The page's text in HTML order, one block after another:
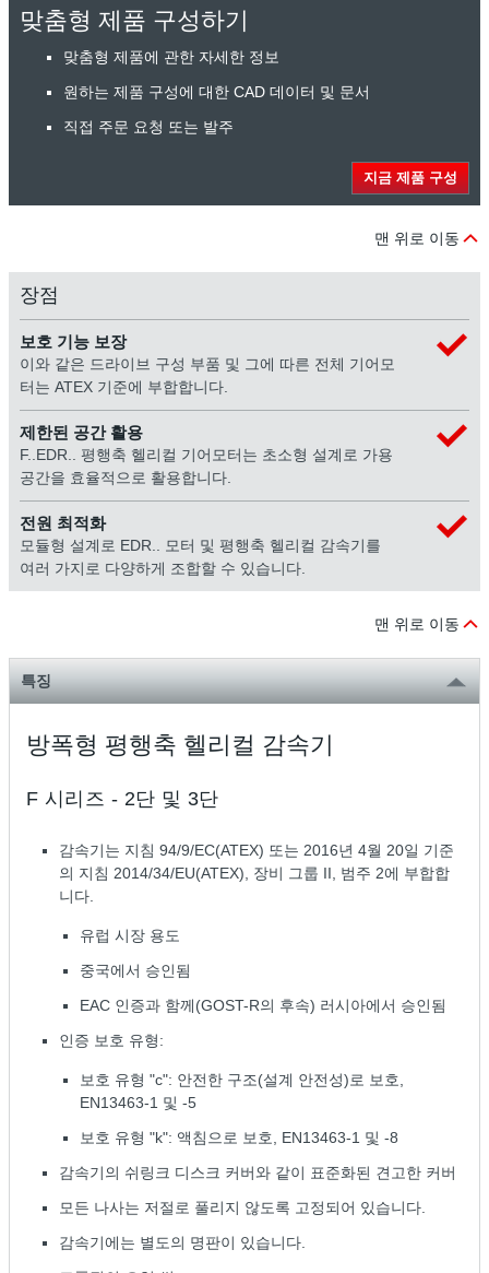
맞춤형 제품 구성하기
맞춤형 제품에 관한 자세한 정보
원하는 제품 구성에 대한 CAD 데이터 및 문서
직접 주문 요청 또는 발주
지금 제품 구성
맨 위로 이동
장점
보호 기능 보장
이와 같은 드라이브 구성 부품 및 그에 따른 전체 기어모
터는 ATEX 기준에 부합합니다.
제한된 공간 활용
F..EDR.. 평행축 헬리컬 기어모터는 초소형 설계로 가용
공간을 효율적으로 활용합니다.
전원 최적화
모듈형 설계로 EDR.. 모터 및 평행축 헬리컬 감속기를
여러 가지로 다양하게 조합할 수 있습니다.
맨 위로 이동
특징
방폭형 평행축 헬리컬 감속기
F 시리즈 - 2단 및 3단
감속기는 지침 94/9/EC(ATEX) 또는 2016년 4월 20일 기준
의 지침 2014/34/EU(ATEX), 장비 그룹 II, 범주 2에 부합합
니다.
유럽 시장 용도
중국에서 승인됨
EAC 인증과 함께(GOST-R의 후속) 러시아에서 승인됨
인증 보호 유형:
보호 유형 "c": 안전한 구조(설계 안전성)로 보호,
EN13463-1 및 -5
보호 유형 "k": 액침으로 보호, EN13463-1 및 -8
감속기의 쉬링크 디스크 커버와 같이 표준화된 견고한 커버
모든 나사는 저절로 풀리지 않도록 고정되어 있습니다.
감속기에는 별도의 명판이 있습니다.